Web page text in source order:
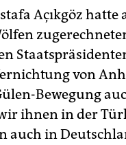
Açıkgöz hatte
von
Bewegung
ihnen in der
auch in